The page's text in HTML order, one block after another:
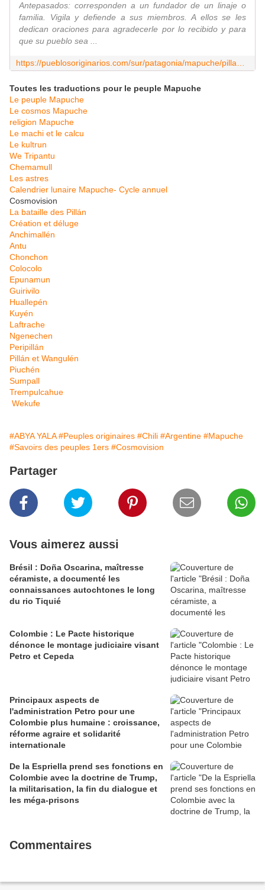
Antepasados: corresponden a un fundador de un linaje o
familia. Vigila y defiende a sus miembros. A ellos se les
dedican oraciones para agradecerle por lo recibido y para
que su pueblo sea ...
Toutes les traductions pour le peuple Mapuche
Le peuple Mapuche
Le cosmos Mapuche
religion Mapuche
Le machi et le calcu
Le kultrun
We Tripantu
Chemamull
Les astres
Calendrier lunaire Mapuche- Cycle annuel
Cosmovision
La bataille des Pillán
Création et déluge
Anchimallén
Antu
Chonchon
Colocolo
Epunamun
Guirivilo
Huallepén
Kuyén
Laftrache
Ngenechen
Peripillán
Pillán et Wangulén
Piuchén
Sumpall
Trempulcahue
Wekufe
#ABYA YALA #Peuples originaires #Chili #Argentine #Mapuche
#Savoirs des peuples 1ers #Cosmovision
Partager
Vous aimerez aussi
Brésil : Doña Oscarina, maîtresse
céramiste, a documenté les
connaissances autochtones le long
du rio Tiquié
Colombie : Le Pacte historique
dénonce le montage judiciaire visant
Petro et Cepeda
Principaux aspects de
l'administration Petro pour une
Colombie plus humaine : croissance,
réforme agraire et solidarité
internationale
De la Espriella prend ses fonctions en
Colombie avec la doctrine de Trump,
la militarisation, la fin du dialogue et
les méga-prisons
Commentaires